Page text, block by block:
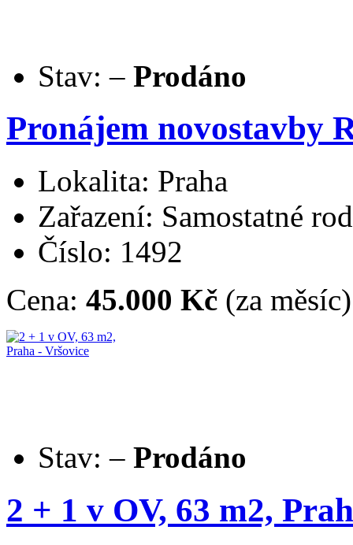
Stav: – Prodáno
Pronájem novostavby
Lokalita: Praha
Zařazení: Samostatné
Číslo: 1492
Cena: 45.000 Kč (za měsíc)
Stav: – Prodáno
2 + 1 v OV, 63 m2,